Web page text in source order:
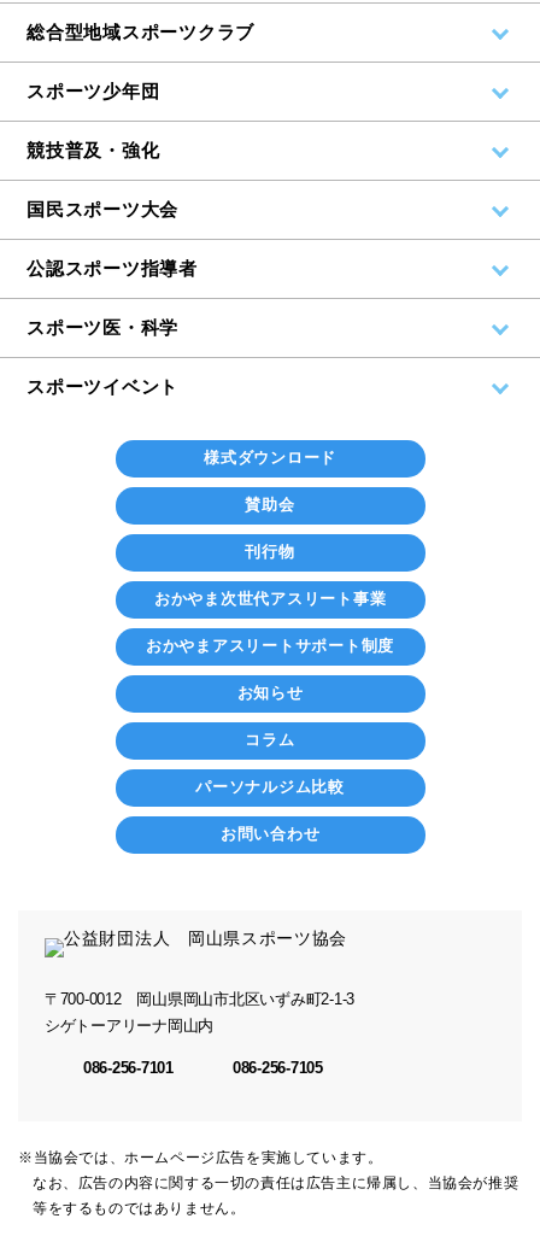
総合型地域スポーツクラブ
スポーツ少年団
競技普及・強化
国民スポーツ大会
公認スポーツ指導者
スポーツ医・科学
スポーツイベント
様式ダウンロード
賛助会
刊行物
おかやま次世代アスリート事業
おかやまアスリートサポート制度
お知らせ
コラム
パーソナルジム比較
お問い合わせ
〒700-0012
岡山県岡山市北区いずみ町2-1-3
シゲトーアリーナ岡山内
086-256-7101 086-256-7105
※当協会では、ホームページ広告を実施しています。
なお、広告の内容に関する一切の責任は広告主に帰属し、当協会が推奨
等をするものではありません。